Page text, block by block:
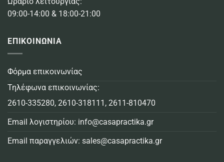
09:00-14:00 & 18:00-21:00
ΕΠΙΚΟΙΝΩΝΙΑ
Φόρμα επικοινωνίας
Τηλέφωνα επικοινωνίας:
2610-335280, 2610-318111 , 2611-810470
Email λογιστηρίου: info@casapractika.gr
Email παραγγελιών: sales@casapractika.gr